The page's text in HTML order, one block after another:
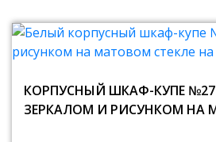
КОРПУСНЫЙ ШКАФ-КУПЕ
ЗЕРКАЛОМ И РИСУНКОМ НА